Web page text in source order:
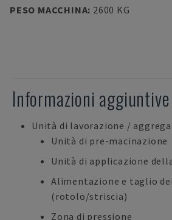
PESO MACCHINA: 2600 KG
Informazioni aggiuntive
Unità di lavorazione /
Unità di pre-macinazione
Unità di applicazione
Alimentazione e taglio
(rotolo/striscia)
Zona di pressione